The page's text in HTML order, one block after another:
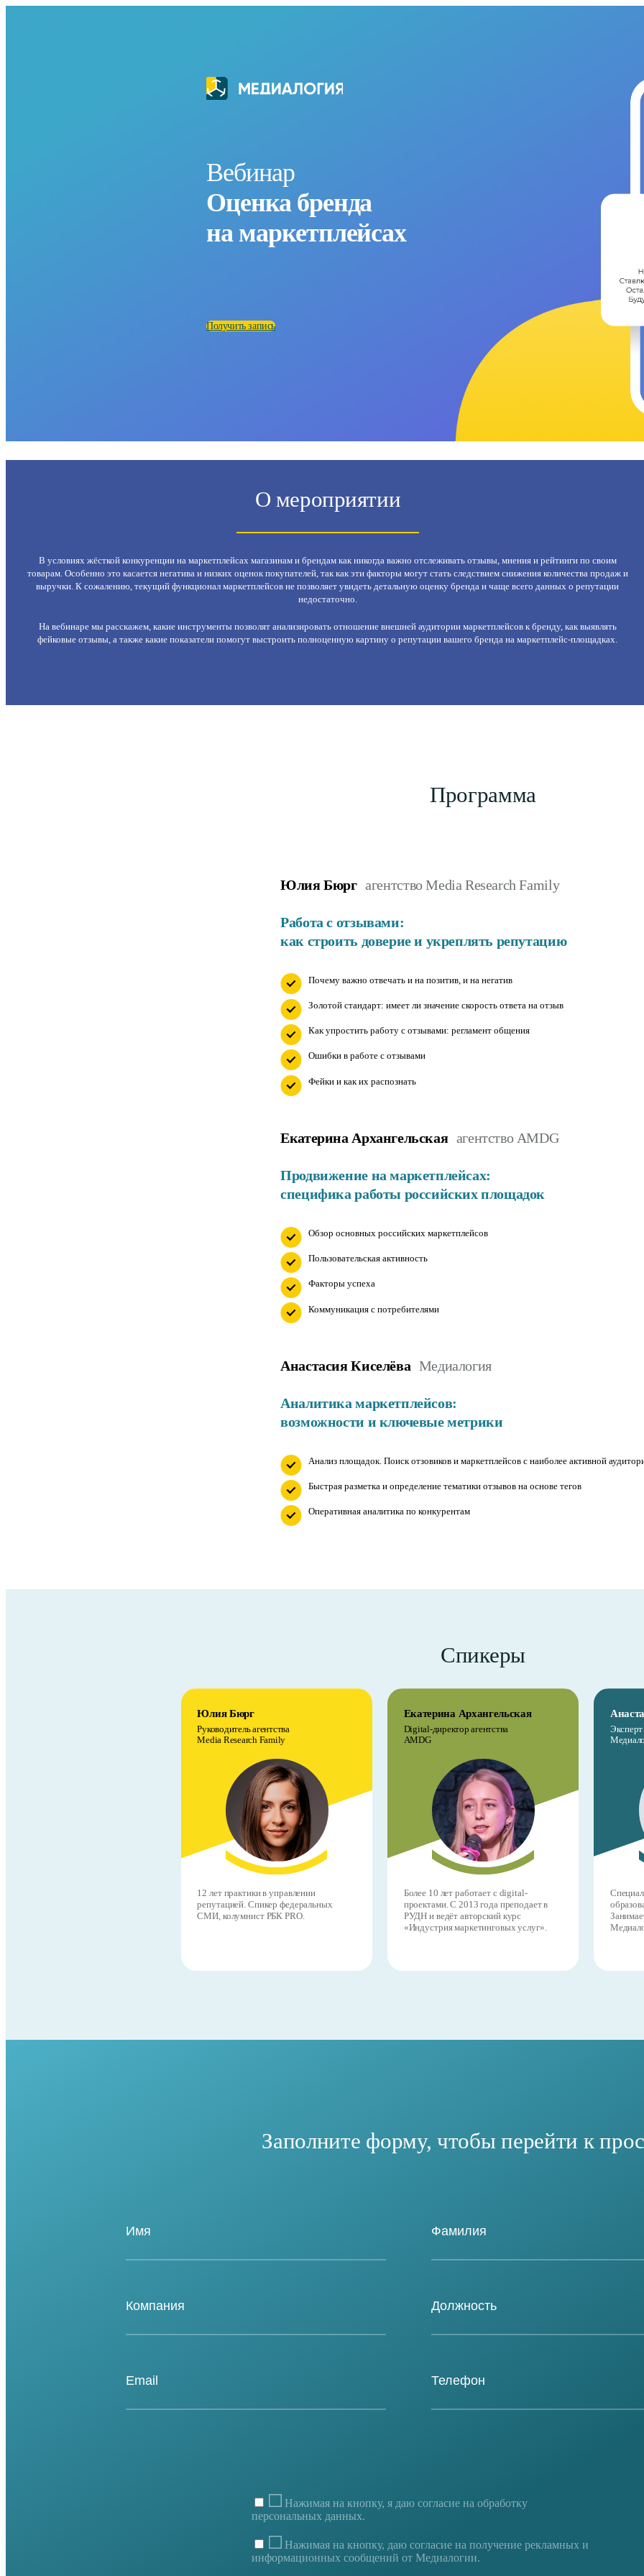
Вебинар
Оценка бренда
на маркетплейсах
Получить запись
О мероприятии
В условиях жёсткой конкуренции на маркетплейсах магазинам и брендам как никогда важно отслеживать отзывы, мнения и рейтинги по своим
товарам. Особенно это касается негатива и низких оценок покупателей, так как эти факторы могут стать следствием снижения количества продаж и
выручки. К сожалению, текущий функционал маркетплейсов не позволяет увидеть детальную оценку бренда и чаще всего данных о репутации
недостаточно.
На вебинаре мы расскажем, какие инструменты позволят анализировать отношение внешней аудитории маркетплейсов к бренду, как выявлять
фейковые отзывы, а также какие показатели помогут выстроить полноценную картину о репутации вашего бренда на маркетплейс-площадках.
Программа
Юлия Бюрг агентство Media Research Family
Работа с отзывами:
как строить доверие и укреплять репутацию
Почему важно отвечать и на позитив, и на негатив
Золотой стандарт: имеет ли значение скорость ответа на отзыв
Как упростить работу с отзывами: регламент общения
Ошибки в работе с отзывами
Фейки и как их распознать
Екатерина Архангельская агентство AMDG
Продвижение на маркетплейсах:
специфика работы российских площадок
Обзор основных российских маркетплейсов
Пользовательская активность
Факторы успеха
Коммуникация с потребителями
Анастасия Киселёва Медиалогия
Аналитика маркетплейсов:
возможности и ключевые метрики
Анализ площадок. Поиск отзовиков и маркетплейсов с наиболее активной
Быстрая разметка и определение тематики отзывов на основе тегов
Оперативная аналитика по конкурентам
Спикеры
Юлия Бюрг
Руководитель агентства
Media Research Family
12 лет практики в управлении
репутацией. Спикер федеральных
СМИ, колумнист РБК PRO.
Екатерина Архангельская
Digital-директор агентства
AMDG
Более 10 лет работает с digital-
проектами. С 2013 года преподает в
РУДН и ведёт авторский курс
«Индустрия маркетинговых услуг».
Эксперт
Заполните форму, чтобы перейти к
Нажимая на кнопку, я даю согласие на обработку
персональных данных.
Нажимая на кнопку, даю согласие на получение рекламных и
информационных сообщений от Медиалогии.